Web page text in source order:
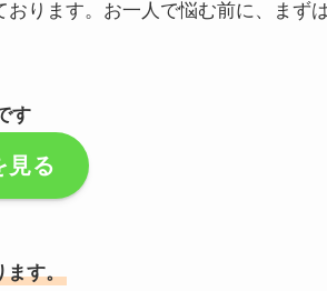
おります。お一人で悩む前に、まず
す
見る
ます。